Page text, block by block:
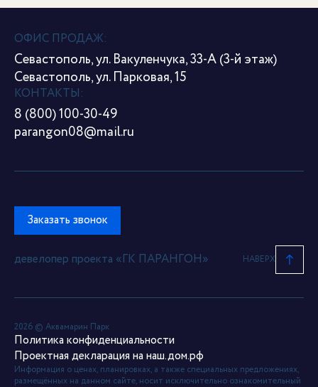
ОФИС ПРОДАЖ:
Севастополь, ул. Вакуленчука, 33-А (3-й этаж)
Севастополь, ул. Парковая, 15
КОНТАКТЫ:
8 (800) 100-30-49
parangon08@mail.ru
Заказать звонок
девелопер проекта «ГК ПАРАНГОН» НАВЕРХ
2026 © Аквамарин Парк
Политика конфиденциальности
Проектная декларация на наш.дом.рф
Информация о ценах, планировках, а также специальных предложениях,
размещённых на данном сайте, носит исключительно ознакомительный